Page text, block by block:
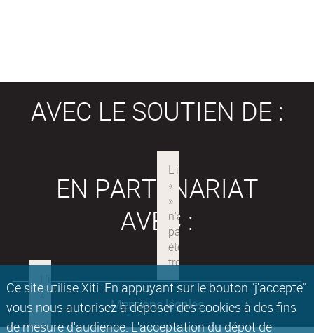
Ce site utilise Xiti. En appuyant sur le bouton "j'accepte"
vous nous autorisez à déposer des cookies à des fins
de mesure d'audience. L'acceptation du dépot de
AVEC LE SOUTIEN DE :
EN PARTENARIAT
AVEC :
Mentions légales